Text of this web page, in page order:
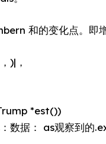
和的变化点。
)|，
*est())
数据： as观察到的